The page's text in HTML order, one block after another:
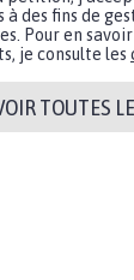
à des fins de
Pour en
je consulte les
TOUTES